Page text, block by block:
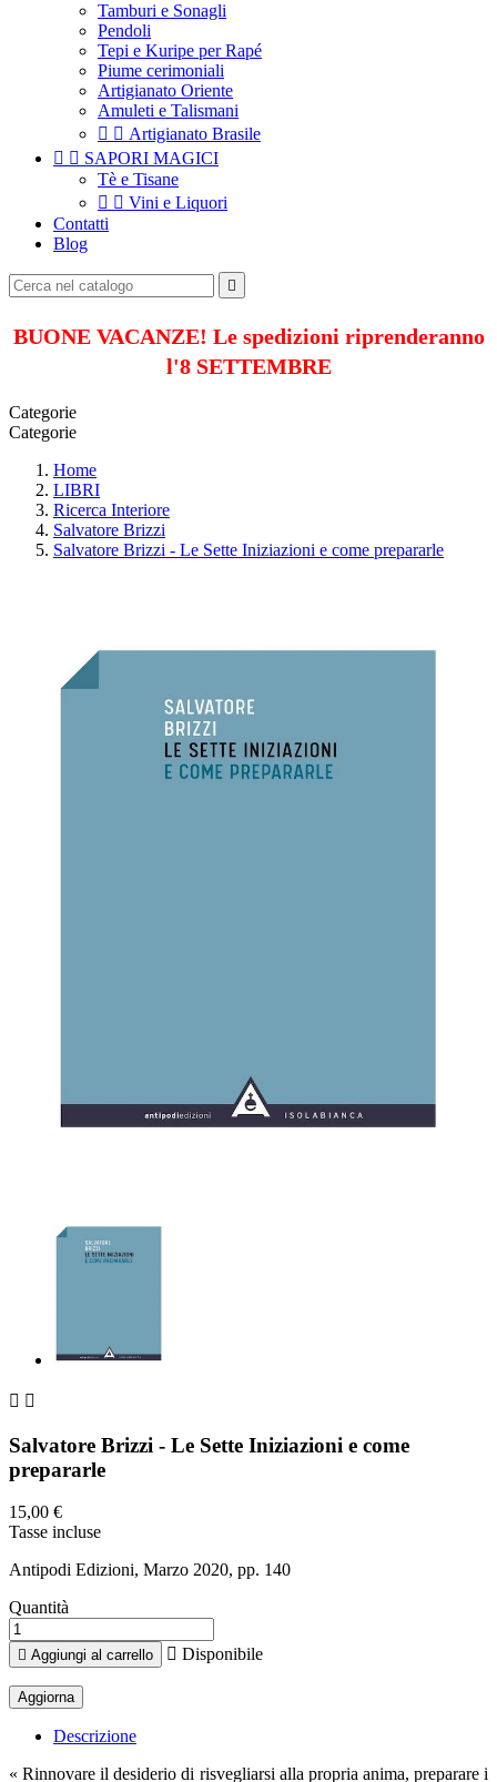
Tamburi e Sonagli
Pendoli
Tepi e Kuripe per Rapé
Piume cerimoniali
Artigianato Oriente
Amuleti e Talismani
  Artigianato Brasile
  SAPORI MAGICI
Tè e Tisane
  Vini e Liquori
Contatti
Blog

BUONE VACANZE! Le spedizioni riprenderanno
l'8 SETTEMBRE
Categorie
Categorie
Home
LIBRI
Ricerca Interiore
Salvatore Brizzi
Salvatore Brizzi - Le Sette Iniziazioni e come prepararle
 
Salvatore Brizzi - Le Sette Iniziazioni e come
prepararle
15,00 €
Tasse incluse
Antipodi Edizioni, Marzo 2020, pp. 140
Quantità
 Aggiungi al carrello  Disponibile
Descrizione
« Rinnovare il desiderio di risvegliarsi alla propria anima, preparare i